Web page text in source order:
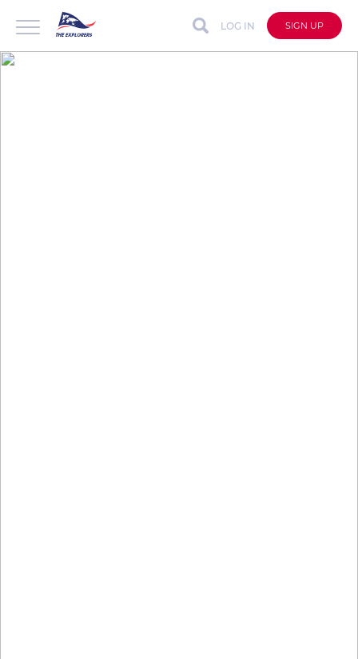
LOG IN SIGN UP